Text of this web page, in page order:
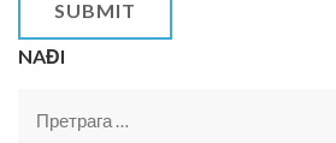
NAĐI
Претрага